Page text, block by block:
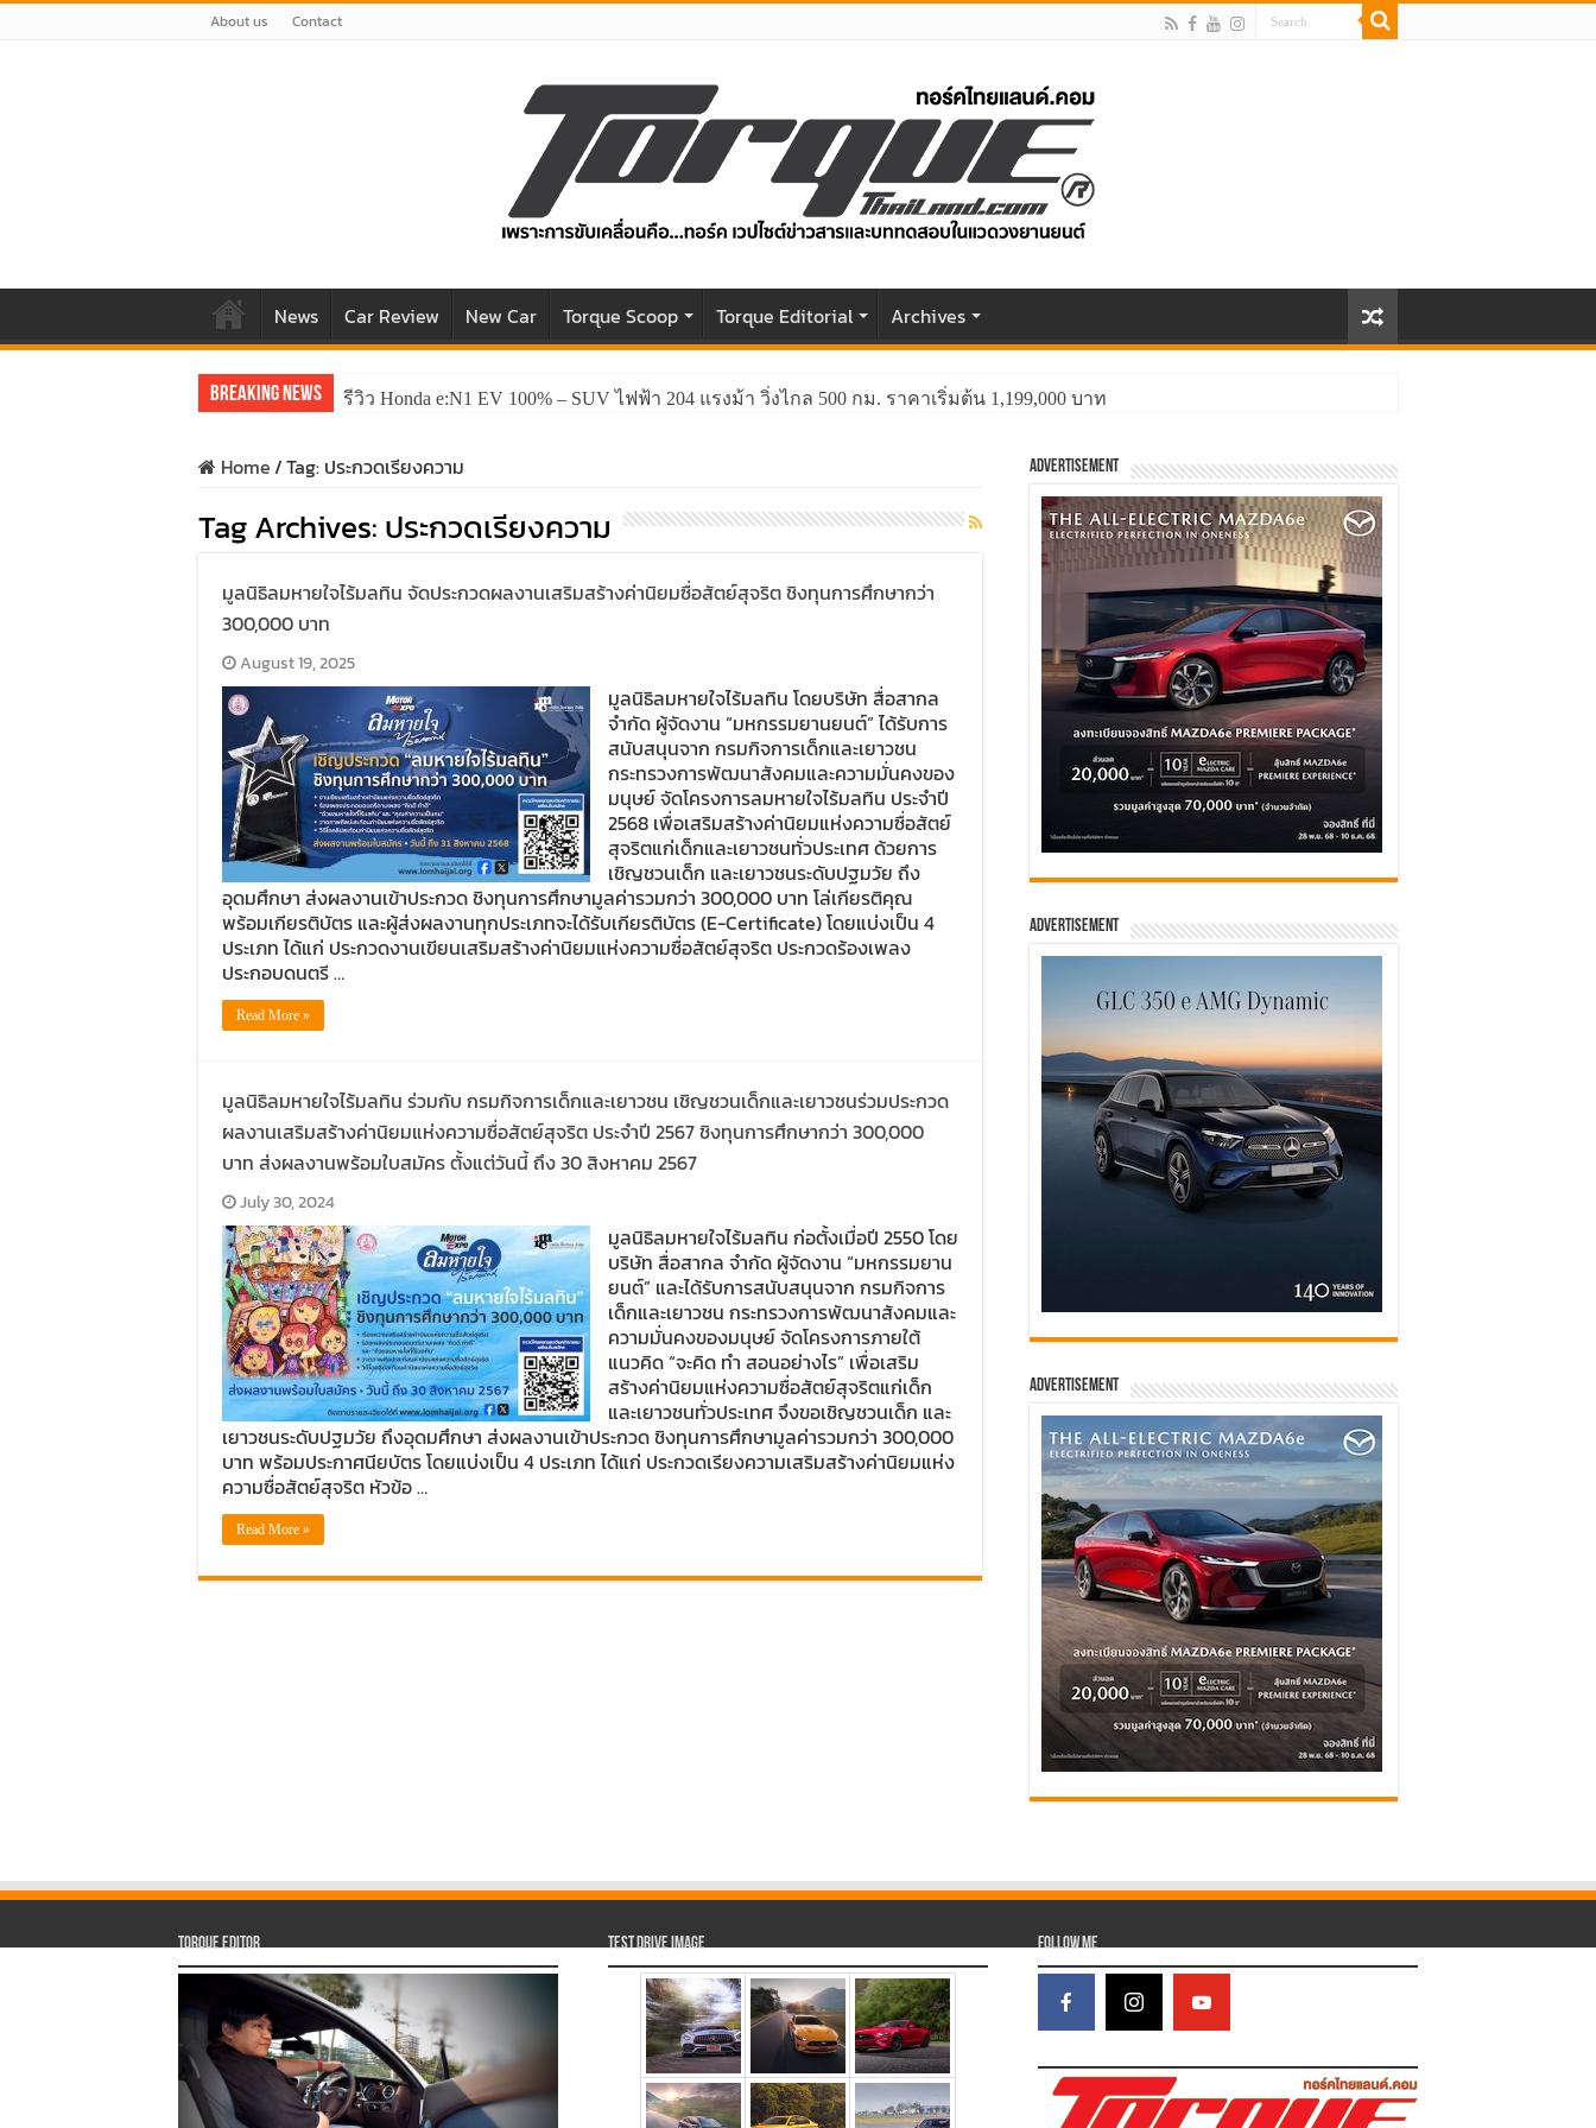
About us Contact
News Car Review New Car Torque Scoop Torque Editorial Archives
Breaking News รีวิว Honda e:N1 EV 100% – SUV ไฟฟ้า 204 แรงม้า วิ่งไกล 500 กม. ราคาเริ่มต้น 1,199,000 บาท
Home/Tag: ประกวดเรียงความ
Tag Archives: ประกวดเรียงความ
มูลนิธิลมหายใจไร้มลทิน จัดประกวดผลงานเสริมสร้างค่านิยมซื่อสัตย์สุจริต ชิงทุนการศึกษากว่า
300,000 บาท
August 19, 2025
มูลนิธิลมหายใจไร้มลทิน โดยบริษัท สื่อสากล
จำกัด ผู้จัดงาน “มหกรรมยานยนต์” ได้รับการ
สนับสนุนจาก กรมกิจการเด็กและเยาวชน
กระทรวงการพัฒนาสังคมและความมั่นคงของ
มนุษย์ จัดโครงการลมหายใจไร้มลทิน ประจำปี
2568 เพื่อเสริมสร้างค่านิยมแห่งความซื่อสัตย์
สุจริตแก่เด็กและเยาวชนทั่วประเทศ ด้วยการ
เชิญชวนเด็ก และเยาวชนระดับปฐมวัย ถึง
อุดมศึกษา ส่งผลงานเข้าประกวด ชิงทุนการศึกษามูลค่ารวมกว่า 300,000 บาท โล่เกียรติคุณ
พร้อมเกียรติบัตร และผู้ส่งผลงานทุกประเภทจะได้รับเกียรติบัตร (E-Certificate) โดยแบ่งเป็น 4
ประเภท ได้แก่ ประกวดงานเขียนเสริมสร้างค่านิยมแห่งความซื่อสัตย์สุจริต ประกวดร้องเพลง
ประกอบดนตรี …
Read More »
มูลนิธิลมหายใจไร้มลทิน ร่วมกับ กรมกิจการเด็กและเยาวชน เชิญชวนเด็กและเยาวชนร่วมประกวด
ผลงานเสริมสร้างค่านิยมแห่งความซื่อสัตย์สุจริต ประจำปี 2567 ชิงทุนการศึกษากว่า 300,000
บาท ส่งผลงานพร้อมใบสมัคร ตั้งแต่วันนี้ ถึง 30 สิงหาคม 2567
July 30, 2024
มูลนิธิลมหายใจไร้มลทิน ก่อตั้งเมื่อปี 2550 โดย
บริษัท สื่อสากล จำกัด ผู้จัดงาน “มหกรรมยาน
ยนต์” และได้รับการสนับสนุนจาก กรมกิจการ
เด็กและเยาวชน กระทรวงการพัฒนาสังคมและ
ความมั่นคงของมนุษย์ จัดโครงการภายใต้
แนวคิด “จะคิด ทำ สอนอย่างไร” เพื่อเสริม
สร้างค่านิยมแห่งความซื่อสัตย์สุจริตแก่เด็ก
และเยาวชนทั่วประเทศ จึงขอเชิญชวนเด็ก และ
เยาวชนระดับปฐมวัย ถึงอุดมศึกษา ส่งผลงานเข้าประกวด ชิงทุนการศึกษามูลค่ารวมกว่า 300,000
บาท พร้อมประกาศนียบัตร โดยแบ่งเป็น 4 ประเภท ได้แก่ ประกวดเรียงความเสริมสร้างค่านิยมแห่ง
ความซื่อสัตย์สุจริต หัวข้อ …
Read More »
Advertisement
Advertisement
Advertisement
Torque Editor Test Drive Image Follow Me